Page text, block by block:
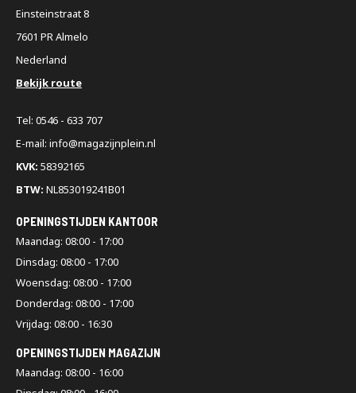
Einsteinstraat 8
7601 PR Almelo
Nederland
Bekijk route
Tel: 0546 - 633 707
E-mail: info@magazijnplein.nl
KVK: 58392165
BTW: NL853019241B01
OPENINGSTIJDEN KANTOOR
Maandag: 08:00 - 17:00
Dinsdag: 08:00 - 17:00
Woensdag: 08:00 - 17:00
Donderdag: 08:00 - 17:00
Vrijdag: 08:00 - 16:30
OPENINGSTIJDEN MAGAZIJN
Maandag: 08:00 - 16:00